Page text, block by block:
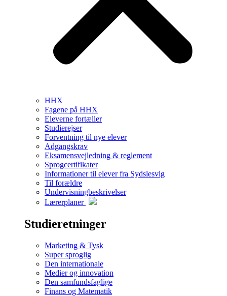
HHX
Fagene på HHX
Eleverne fortæller
Studierejser
Forventning til nye elever
Adgangskrav
Eksamensvejledning & reglement
Sprogcertifikater
Informationer til elever fra Sydslesvig
Til forældre
Undervisningbeskrivelser
Lærerplaner
Studieretninger
Marketing & Tysk
Super sproglig
Den internationale
Medier og innovation
Den samfundsfaglige
Finans og Matematik